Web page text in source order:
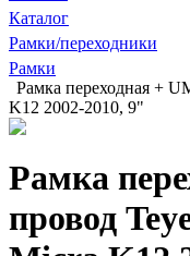
Каталог
Рамки/переходники
Рамки
Рамка переходная +
K12 2002-2010, 9"
Рамка
провод